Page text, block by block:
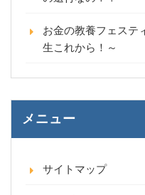
お金の教養フェステ
生これから！～
メニュー
サイトマップ